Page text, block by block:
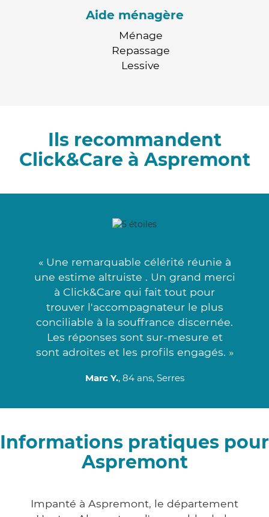
Aide ménagère
Ménage
Repassage
Lessive
Ils recommandent
Click&Care à Aspremont
« Une remarquable célérité réunie à
une estime altruiste . Un grand merci
à Click&Care qui fait tout pour
trouver l'accompagnateur le plus
conciliable à la souffrance discernée.
Les réponses sont sur-mesure et
sont adroites et les profils engagés. »
Marc Y., 84 ans, Serres
Informations pratiques pour
Aspremont
Impanté à Aspremont, le département